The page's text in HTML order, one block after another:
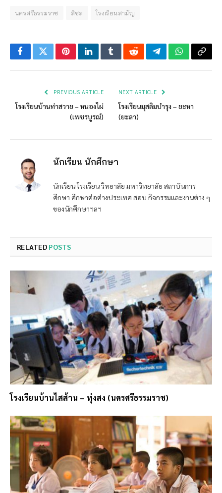
นครศรีธรรมราช สิชล โรงเรียนสามัญ
FacebookTwitterPinterestLinkedInTumblrRedditTelegramWhatsApp
Copy
PREVIOUS ARTICLE
โรงเรียนบ้านท่าสวาย – หนองไผ่
(เพชรบูรณ์)
NEXT ARTICLE
โรงเรียนมุสลิมบำรุง – ยะหา
(ยะลา)
นักเรียน นักศึกษา
นักเรียน โรงเรียน วิทยาลัย มหาวิทยาลัย สถาบันการ
ศึกษา ศึกษาต่อต่างประเทศ สอบ กิจกรรมและงานต่าง ๆ
ของนักศึกษาฯลฯ
RELATED POSTS
โรงเรียนบ้านไสส้าน – ทุ่งสง (นครศรีธรรมราช)